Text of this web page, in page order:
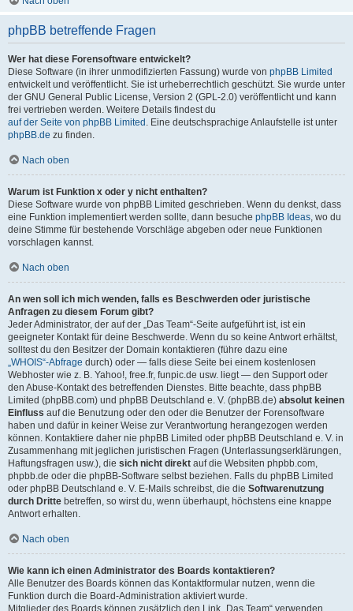
phpBB betreffende Fragen
Wer hat diese Forensoftware entwickelt?
Diese Software (in ihrer unmodifizierten Fassung) wurde von phpBB Limited
entwickelt und veröffentlicht. Sie ist urheberrechtlich geschützt. Sie wurde unter
der GNU General Public License, Version 2 (GPL-2.0) veröffentlicht und kann
frei vertrieben werden. Weitere Details findest du
auf der Seite von phpBB Limited . Eine deutschsprachige Anlaufstelle ist unter
phpBB.de zu finden.
Nach oben
Warum ist Funktion x oder y nicht enthalten?
Diese Software wurde von phpBB Limited geschrieben. Wenn du denkst, dass
eine Funktion implementiert werden sollte, dann besuche phpBB Ideas, wo du
deine Stimme für bestehende Vorschläge abgeben oder neue Funktionen
vorschlagen kannst.
Nach oben
An wen soll ich mich wenden, falls es Beschwerden oder juristische
Anfragen zu diesem Forum gibt?
Jeder Administrator, der auf der „Das Team“-Seite aufgeführt ist, ist ein
geeigneter Kontakt für deine Beschwerde. Wenn du so keine Antwort erhältst,
solltest du den Besitzer der Domain kontaktieren (führe dazu eine
„WHOIS“-Abfrage durch) oder — falls diese Seite bei einem kostenlosen
Webhoster wie z. B. Yahoo!, free.fr, funpic.de usw. liegt — den Support oder
den Abuse-Kontakt des betreffenden Dienstes. Bitte beachte, dass phpBB
Limited (phpBB.com) und phpBB Deutschland e. V. (phpBB.de) absolut keinen
Einfluss auf die Benutzung oder den oder die Benutzer der Forensoftware
haben und dafür in keiner Weise zur Verantwortung herangezogen werden
können. Kontaktiere daher nie phpBB Limited oder phpBB Deutschland e. V. in
Zusammenhang mit jeglichen juristischen Fragen (Unterlassungserklärungen,
Haftungsfragen usw.), die sich nicht direkt auf die Websiten phpbb.com,
phpbb.de oder die phpBB-Software selbst beziehen. Falls du phpBB Limited
oder phpBB Deutschland e. V. E-Mails schreibst, die die Softwarenutzung
durch Dritte betreffen, so wirst du, wenn überhaupt, höchstens eine knappe
Antwort erhalten.
Nach oben
Wie kann ich einen Administrator des Boards kontaktieren?
Alle Benutzer des Boards können das Kontaktformular nutzen, wenn die
Funktion durch die Board-Administration aktiviert wurde.
Mitglieder des Boards können zusätzlich den Link „Das Team“ verwenden.